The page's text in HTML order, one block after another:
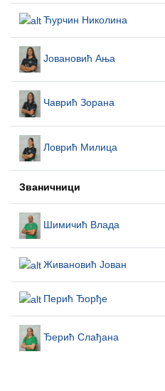
Ћурчин Николина
Јовановић Ања
Чаврић Зорана
Ловрић Милица
Званичници
Шимичић Влада
Живановић Јован
Перић Ђорђе
Ђерић Слађана